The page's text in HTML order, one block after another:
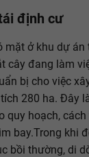
định cư
mặt ở khu dự
cây đang làm
bị cho việc
280 ha. Đây
quy hoạch,
bay.Trong khi
bồi thường, di